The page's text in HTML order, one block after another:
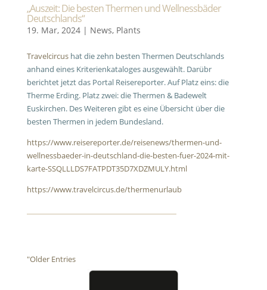
„Auszeit: Die besten Thermen und Wellnessbäder
Deutschlands“
19. Mar, 2024| News, Plants
Travelcircushat die zehn besten Thermen Deutschlands
anhand eines Kriterienkataloges ausgewählt. Darübr
berichtet jetzt das Portal Reisereporter. Auf Platz eins: die
Therme Erding. Platz zwei: die Thermen & Badewelt
Euskirchen. Des Weiteren gibt es eine Übersicht über die
besten Thermen in jedem Bundesland.
https://www.reisereporter.de/reisenews/thermen-und-
wellnessbaeder-in-deutschland-die-besten-fuer-2024-mit-
karte-SSQLLLDS7FATPDT35D7XDZMULY.html
https://www.travelcircus.de/thermenurlaub
"Older Entries